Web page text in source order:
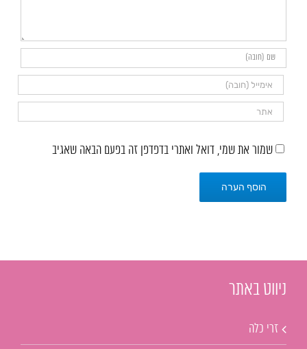
שמור את שמי, דואל ואתרי בדפדפן זה בפעם הבאה שאגיב
ניווט באתר
זרי כלה